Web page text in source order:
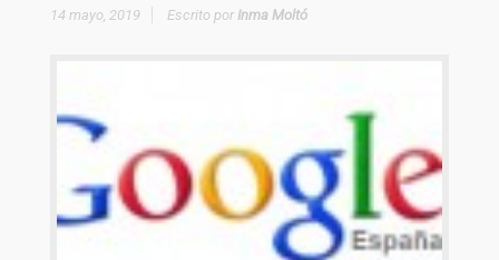
14 mayo, 2019 Escrito por Inma Moltó